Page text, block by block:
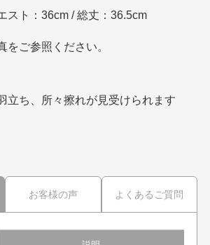
スト：36cm / 総丈：36.5cm
をご参照ください。
立ち、所々擦れが見受けられます
お客様の声 よくあるご質問